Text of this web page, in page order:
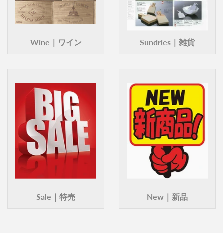
Wine｜ワイン Sundries｜雑貨
Sale｜特売 New｜新品